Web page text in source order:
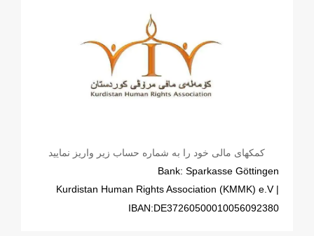
کمکهای مالی خود را به شماره حساب زیر واریز نمایید
Bank: Sparkasse Göttingen
| Kurdistan Human Rights Association (KMMK) e.V
IBAN:DE37260500010056092380